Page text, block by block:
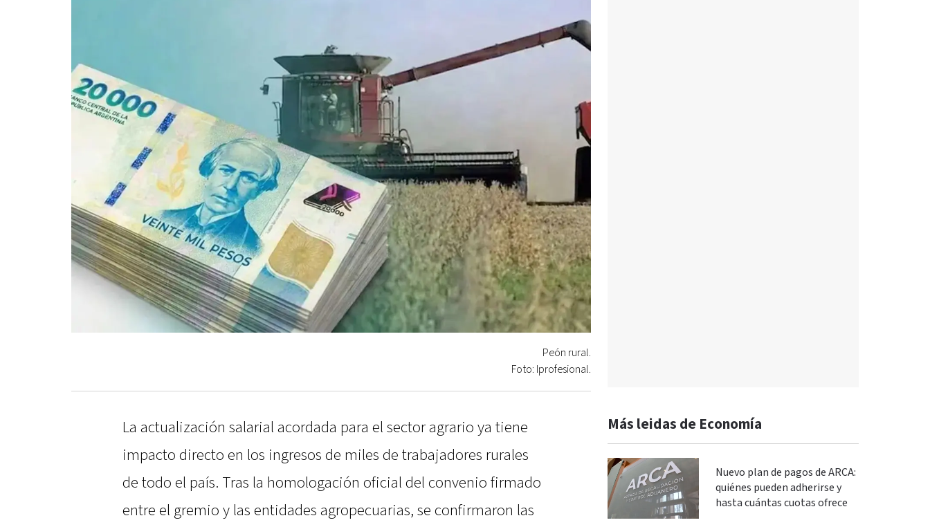
Peón rural.
Foto: Iprofesional.
La actualización salarial acordada para el sector agrario ya tiene
impacto directo en los ingresos de miles de trabajadores rurales
de todo el país. Tras la homologación oficial del convenio firmado
entre el gremio y las entidades agropecuarias, se confirmaron las
Más leidas de Economía
Nuevo plan de pagos de ARCA:
quiénes pueden adherirse y
hasta cuántas cuotas ofrece